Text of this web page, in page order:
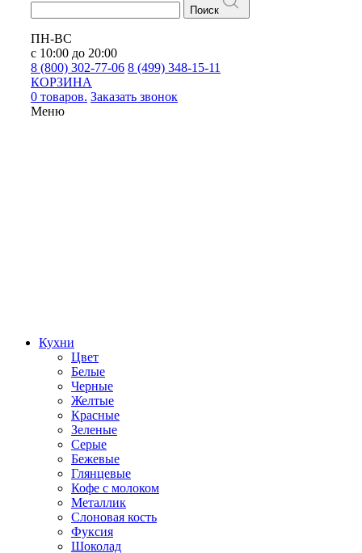
Поиск
ПН-ВС
с 10:00 до 20:00
8 (800) 302-77-06 8 (499) 348-15-11
КОРЗИНА
0 товаров. Заказать звонок
Меню
Кухни
Цвет
Белые
Черные
Желтые
Красные
Зеленые
Серые
Бежевые
Глянцевые
Кофе с молоком
Металлик
Слоновая кость
Фуксия
Шоколад